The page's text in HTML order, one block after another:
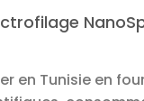
en Tunisie en